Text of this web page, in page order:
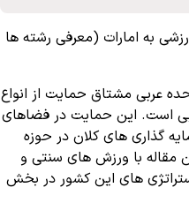
به امارات (معرفی رشته ها
عربی مشتاق حمایت از انواع
است. این حمایت در فضاهای
گذاری های کلان در حوزه
با ورزش های سنتی و
های این کشور در بخش